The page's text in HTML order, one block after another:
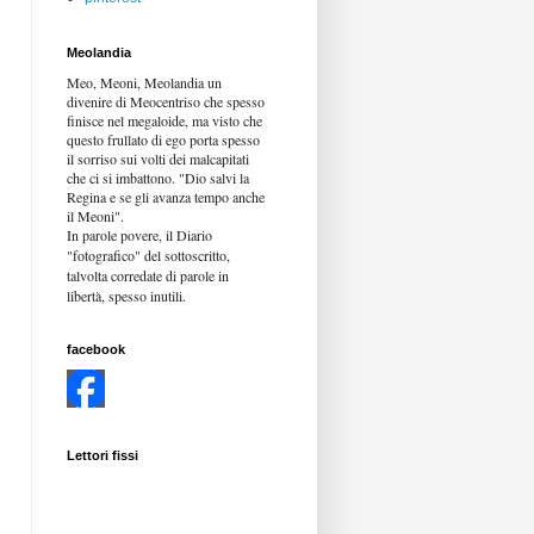
Meolandia
Meo, Meoni, Meolandia un
divenire di Meocentriso che spesso
finisce nel megaloide, ma visto che
questo frullato di ego porta spesso
il sorriso sui volti dei malcapitati
che ci si imbattono. "Dio salvi la
Regina e se gli avanza tempo anche
il Meoni".
In parole povere, il Diario
"fotografico" del sottoscritto,
talvolta corredate di parole in
libertà, spesso inutili.
facebook
Lettori fissi